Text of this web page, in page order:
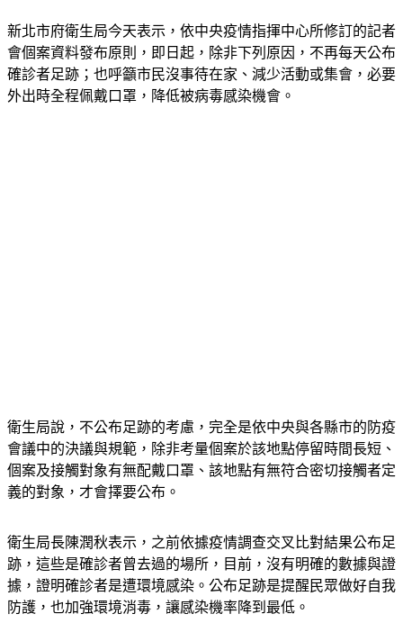
新北市府衛生局今天表示，依中央疫情指揮中心所修訂的記者
會個案資料發布原則，即日起，除非下列原因，不再每天公布
確診者足跡；也呼籲市民沒事待在家、減少活動或集會，必要
外出時全程佩戴口罩，降低被病毒感染機會。
衛生局說，不公布足跡的考慮，完全是依中央與各縣市的防疫
會議中的決議與規範，除非考量個案於該地點停留時間長短、
個案及接觸對象有無配戴口罩、該地點有無符合密切接觸者定
義的對象，才會擇要公布。
衛生局長陳潤秋表示，之前依據疫情調查交叉比對結果公布足
跡，這些是確診者曾去過的場所，目前，沒有明確的數據與證
據，證明確診者是遭環境感染。公布足跡是提醒民眾做好自我
防護，也加強環境消毒，讓感染機率降到最低。